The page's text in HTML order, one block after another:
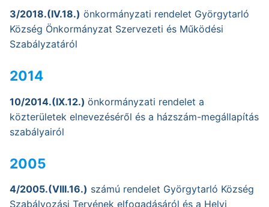
3/2018.(IV.18.) önkormányzati rendelet Györgytarló
Község Önkormányzat Szervezeti és Működési
Szabályzatáról
2014
10/2014.(IX.12.) önkormányzati rendelet a
közterületek elnevezéséről és a házszám-megállapítás
szabályairól
2005
4/2005.(VIII.16.) számú rendelet Györgytarló Község
Szabályozási Tervének elfogadásáról és a Helyi